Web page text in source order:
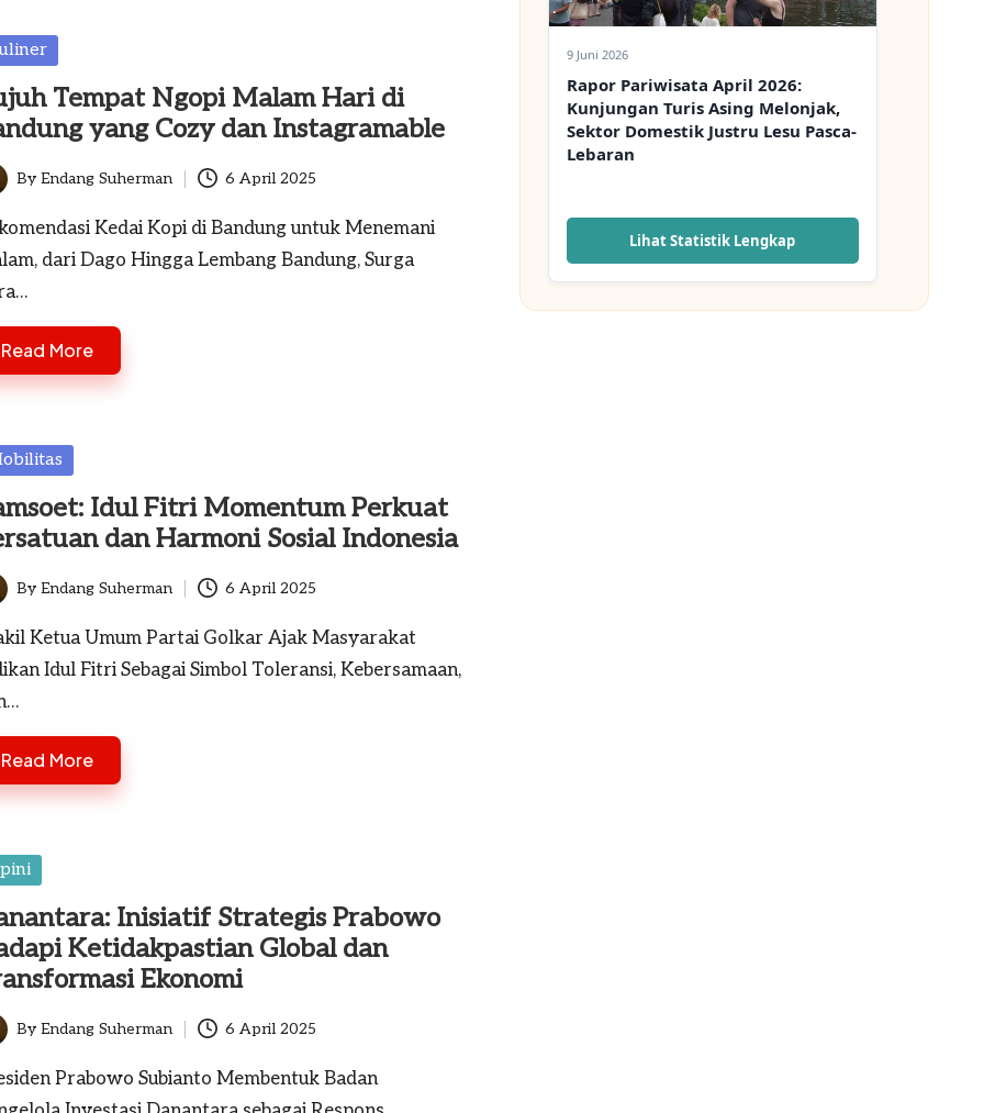
Tempat Ngopi Malam Hari di
yang Cozy dan Instagramable
ByEndang Suherman 6 April 2025
Kedai Kopi di Bandung untuk Menemani
dari Dago Hingga Lembang Bandung, Surga
Read More
Idul Fitri Momentum Perkuat
dan Harmoni Sosial Indonesia
ByEndang Suherman 6 April 2025
Ketua Umum Partai Golkar Ajak Masyarakat
Idul Fitri Sebagai Simbol Toleransi, Kebersamaan,
Read More
Inisiatif Strategis Prabowo
Ketidakpastian Global dan
Ekonomi
ByEndang Suherman 6 April 2025
Prabowo Subianto Membentuk Badan
9 Juni 2026
Rapor Pariwisata April 2026:
Kunjungan Turis Asing Melonjak,
Sektor Domestik Justru Lesu Pasca-
Lebaran
Lihat Statistik Lengkap